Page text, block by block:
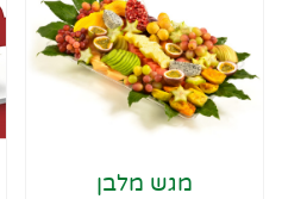
מגש מלבן